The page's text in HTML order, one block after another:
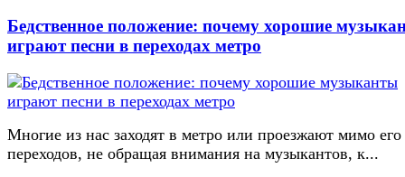
Бедственное положение: почему хорошие
играют песни в переходах метро
Многие из нас заходят в метро или проезжают мимо его
переходов, не обращая внимания на музыкантов, к...